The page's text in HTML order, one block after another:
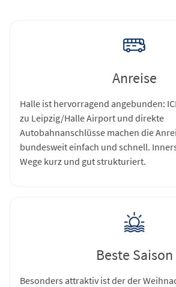
Anreise
Halle ist hervorragend angebunden:
zu Leipzig/Halle Airport und direkte
Autobahnanschlüsse machen die
bundesweit einfach und schnell.
Wege kurz und gut strukturiert.
Beste Saison
Besonders attraktiv ist der der